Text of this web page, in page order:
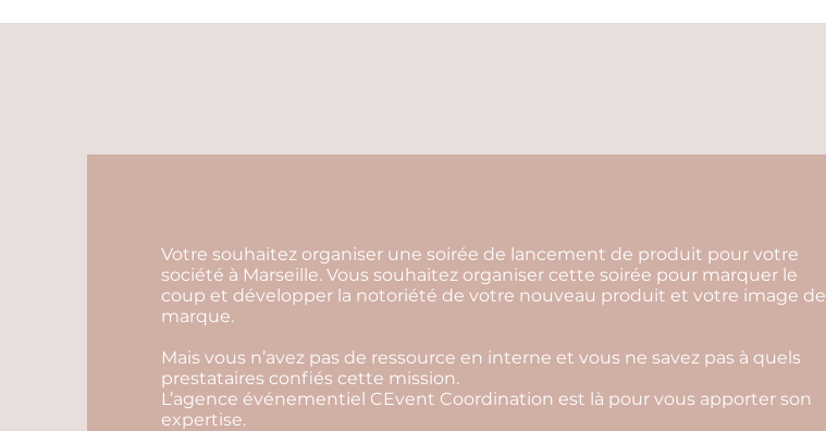
Votre souhaitez organiser une soirée de lancement de produit pour votre
société à Marseille. Vous souhaitez organiser cette soirée pour marquer le
coup et développer la notoriété de votre nouveau produit et votre image de
marque.
Mais vous n’avez pas de ressource en interne et vous ne savez pas à quels
prestataires confiés cette mission.
L’agence événementiel CEvent Coordination est là pour vous apporter son
expertise.